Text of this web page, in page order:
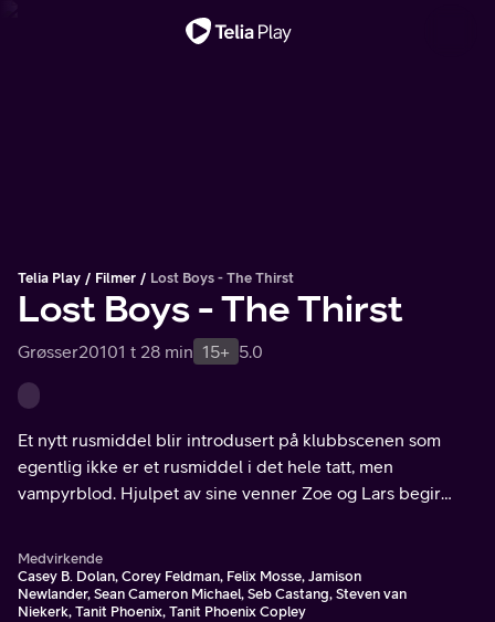
Telia Play Filmer Lost Boys - The Thirst
Lost Boys - The Thirst
Grøsser20101 t 28 min 15+ 5.0
Et nytt rusmiddel blir introdusert på klubbscenen som
egentlig ikke er et rusmiddel i det hele tatt, men
vampyrblod. Hjulpet av sine venner Zoe og Lars begir
Medvirkende
Casey B. Dolan, Corey Feldman, Felix Mosse, Jamison
Newlander, Sean Cameron Michael, Seb Castang, Steven van
Niekerk, Tanit Phoenix, Tanit Phoenix Copley